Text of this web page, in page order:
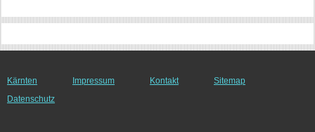
Kärnten Impressum Kontakt
Sitemap
Datenschutz